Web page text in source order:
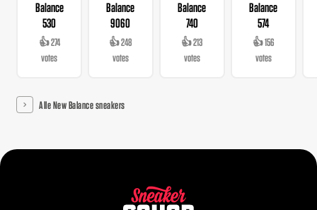
Balance
530
👍 274
votes
Balance
9060
👍 248
votes
Balance
740
👍 213
votes
Balance
574
👍 156
votes
Alle New Balance sneakers